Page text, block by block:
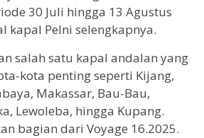
30 Juli hingga 13 Agustus
kapal Pelni selengkapnya.
salah satu kapal andalan yang
kota penting seperti Kijang,
Makassar, Bau-Bau,
Lewoleba, hingga Kupang.
bagian dari Voyage 16.2025.